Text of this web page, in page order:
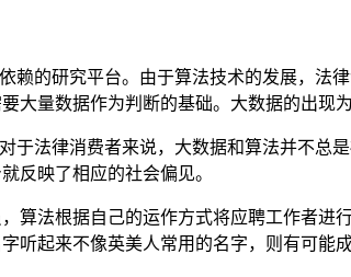
赖的研究平台。由于算法技术的发展，
量数据作为判断的基础。大数据的出现
于法律消费者来说，大数据和算法并不总
反映了相应的社会偏见。
算法根据自己的运作方式将应聘工作者
起来不像英美人常用的名字，则有可能